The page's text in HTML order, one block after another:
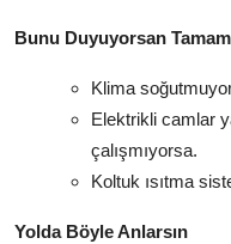
Bunu Duyuyorsan Tamam
Klima
Elektrikli camlar
çalışmıyorsa.
Koltuk ısıtma
Yolda Böyle Anlarsın